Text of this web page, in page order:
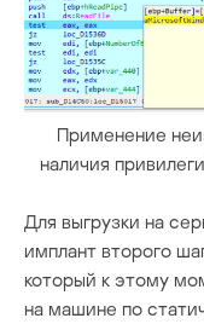
Применение
наличия
Для выгрузки на
имплант второго
который к этому
на машине по